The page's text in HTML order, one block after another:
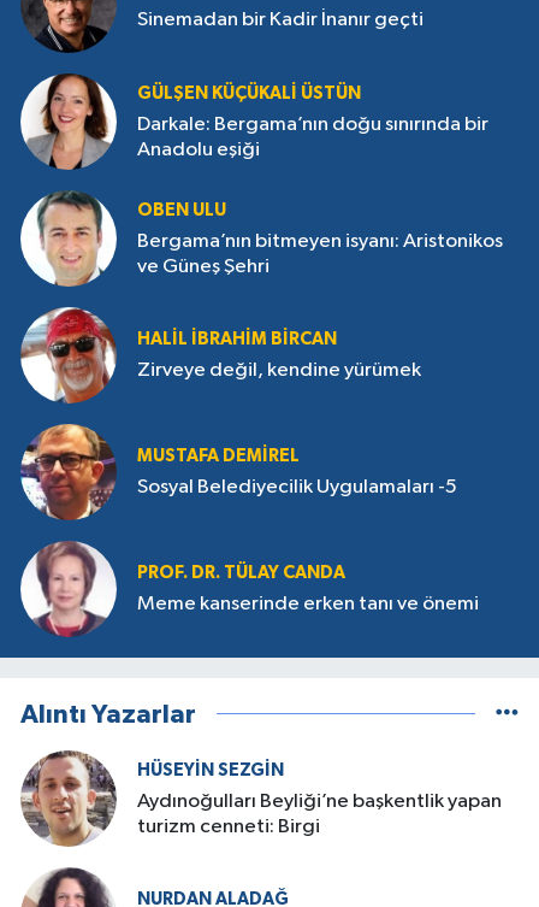
Sinemadan bir Kadir İnanır geçti
GÜLŞEN KÜÇÜKALI ÜSTÜN
Darkale: Bergama’nın doğu sınırında bir
Anadolu eşiği
OBEN ULU
Bergama’nın bitmeyen isyanı: Aristonikos
ve Güneş Şehri
HALIL İBRAHIM BIRCAN
Zirveye değil, kendine yürümek
MUSTAFA DEMIREL
Sosyal Belediyecilik Uygulamaları -5
PROF. DR. TÜLAY CANDA
Meme kanserinde erken tanı ve önemi
Alıntı Yazarlar
HÜSEYIN SEZGIN
Aydınoğulları Beyliği’ne başkentlik yapan
turizm cenneti: Birgi
NURDAN ALADAĞ